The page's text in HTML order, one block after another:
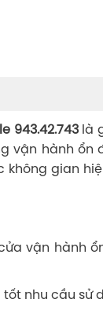
943.42.743 là
vận hành ổn
không gian
vận hành
nhu cầu sử